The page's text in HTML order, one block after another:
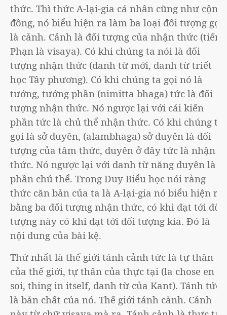
thức. Thì thức A-lại-gia cá nhân cũng như cộng
đồng, nó biểu hiện ra làm ba loại đối tượng gọi
là cảnh. Cảnh là đối tượng của nhận thức (tiếng
Phạn là visaya). Có khi chúng ta nói là đối
tượng nhận thức (danh từ mới, danh từ triết
học Tây phương). Có khi chúng ta gọi nó là
tướng, tướng phần (nimitta bhaga) tức là đối
tượng nhận thức. Nó ngược lại với cái kiến
phần tức là chủ thể nhận thức. Có khi chúng ta
gọi là sở duyên, (alambhaga) sở duyên là đối
tượng của tâm thức, duyên ở đây tức là nhận
thức. Nó ngược lại với danh từ năng duyên là
phần chủ thể. Trong Duy Biểu học nói rằng
thức căn bản của ta là A-lại-gia nó biểu hiện ra
bằng ba đối tượng nhận thức, có khi đạt tới đối
tượng này có khi đạt tới đối tượng kia. Đó là
nội dung của bài kệ.
Thứ nhất là thế giới tánh cảnh tức là tự thân
của thế giới, tự thân của thực tại (la chose en
soi, thing in itself, danh từ của Kant). Tánh tức
là bản chất của nó. Thế giới tánh cảnh. Cảnh